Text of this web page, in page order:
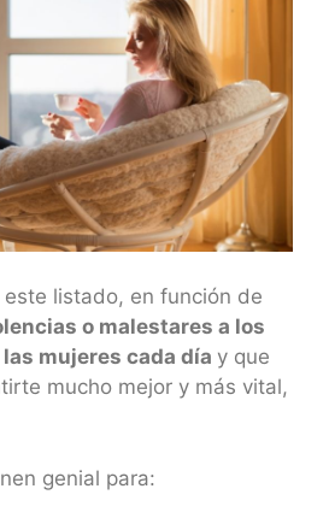
listado, en función de
o malestares a los
mujeres cada día y que
mucho mejor y más vital,
genial para: